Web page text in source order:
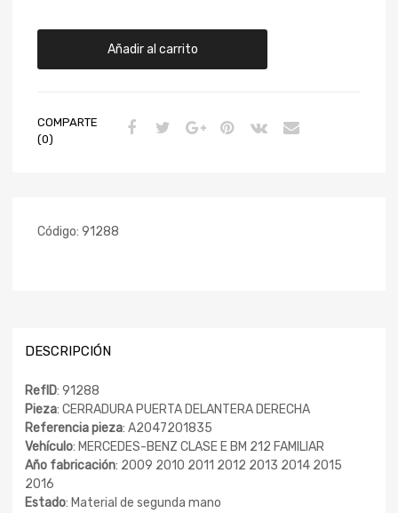
Añadir al carrito
COMPARTE
(0)
Código: 91288
DESCRIPCIÓN
RefID: 91288
Pieza: CERRADURA PUERTA DELANTERA DERECHA
Referencia pieza: A2047201835
Vehículo: MERCEDES-BENZ CLASE E BM 212 FAMILIAR
Año fabricación: 2009 2010 2011 2012 2013 2014 2015
2016
Estado: Material de segunda mano